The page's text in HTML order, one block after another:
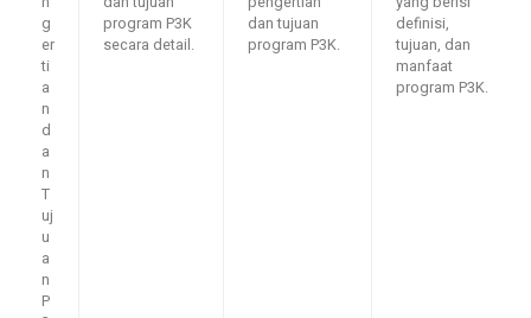
g
er
ti
a
n
d
a
n
T
uj
u
a
n
P
program P3K
secara detail.
dan tujuan
program P3K.
definisi,
tujuan, dan
manfaat
program P3K.